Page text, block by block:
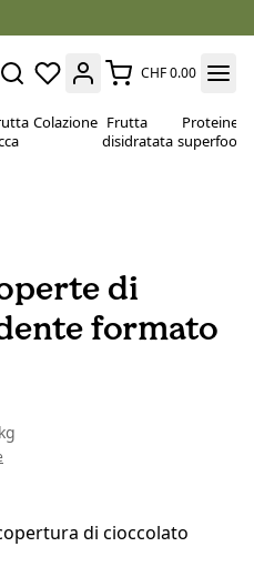
CHF 0.00
Colazione Frutta
disidratata
Proteine e
superfood
di
formato
di cioccolato